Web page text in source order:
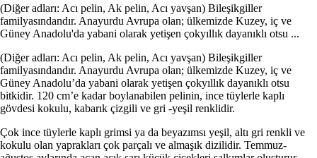
(Diğer adları: Acı pelin, Ak pelin, Acı yavşan) Bileşikgiller
familyasındandır. Anayurdu Avrupa olan; ülkemizde Kuzey, iç ve
Güney Anadolu'da yabani olarak yetişen çokyıllık dayanıklı otsu ...
(Diğer adları: Acı pelin, Ak pelin, Acı yavşan) Bileşikgiller
familyasındandır. Anayurdu Avrupa olan; ülkemizde Kuzey, iç ve
Güney Anadolu’da yabani olarak yetişen çokyıllık dayanıklı otsu
bitkidir. 120 cm’e kadar boylanabilen pelinin, ince tüylerle kaplı
gövdesi kokulu, kabarık çizgili ve gri -yeşil renklidir.
Çok ince tüylerle kaplı grimsi ya da beyazımsı yeşil, altı gri renkli ve
kokulu olan yaprakları çok parçalı ve almaşık dizilidir. Temmuz-